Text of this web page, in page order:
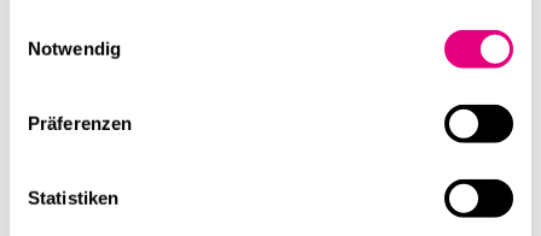
Notwendig
Präferenzen
Statistiken